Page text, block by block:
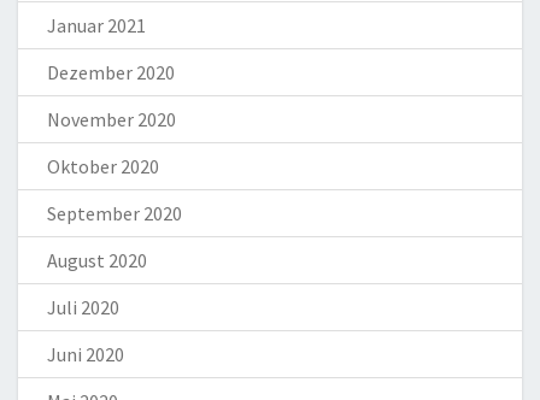
Januar 2021
Dezember 2020
November 2020
Oktober 2020
September 2020
August 2020
Juli 2020
Juni 2020